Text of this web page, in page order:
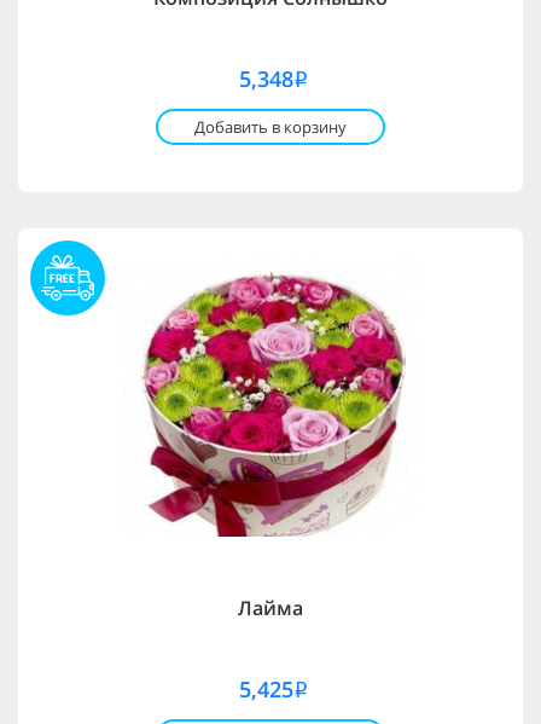
5,348i
Добавить в корзину
Лайма
5,425i